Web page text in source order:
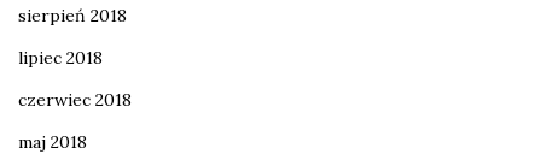
sierpień 2018
lipiec 2018
czerwiec 2018
maj 2018